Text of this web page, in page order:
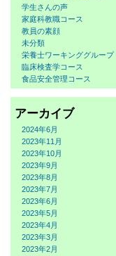
学生さんの声
家庭科教職コース
教員の素顔
未分類
栄養士ワーキンググループ
臨床検査学コース
食品安全管理コース
アーカイブ
2024年6月
2023年11月
2023年10月
2023年9月
2023年8月
2023年7月
2023年6月
2023年5月
2023年4月
2023年3月
2023年2月